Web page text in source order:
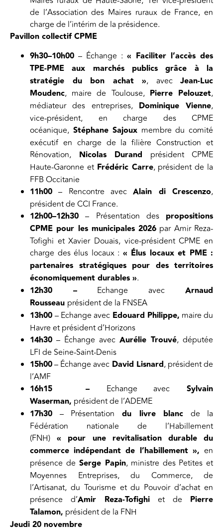
de l’Association des Maires ruraux de France, en
charge de l’intérim de la présidence.
Pavillon collectif CPME
9h30–10h00 – Échange : « Faciliter l’accès des
TPE-PME aux marchés publics grâce à la
stratégie du bon achat », avec Jean-Luc
Moudenc, maire de Toulouse, Pierre Pelouzet,
médiateur des entreprises, Dominique Vienne,
vice-président, en charge des CPME
océanique, Stéphane Sajoux membre du comité
exécutif en charge de la filière Construction et
Rénovation, Nicolas Durand président CPME
Haute-Garonne et Frédéric Carre, président de la
FFB Occitanie
11h00 – Rencontre avecAlain di Crescenzo,
président de CCI France.
12h00–12h30 – Présentation des propositions
CPME pour les municipales 2026 par Amir Reza-
Tofighi et Xavier Douais, vice-président CPME en
charge des élus locaux : « Élus locaux et PME :
partenaires stratégiques pour des territoires
économiquement durables ».
12h30 –Echange avecArnaud
Rousseau président de la FNSEA
13h00– Echange avec Edouard Philippe, maire du
Havre et président d’Horizons
14h30 – Échange avec Aurélie Trouvé, députée
LFI de Seine-Saint-Denis
15h00– Échange avec David Lisnard, président de
l’AMF
16h15 – Echange avec Sylvain
Waserman, président de l’ADEME
17h30– Présentation du livre blanc de la
Fédération nationale de l’Habillement
(FNH) « pour une revitalisation durable du
commerce indépendant de l’habillement », en
présence de Serge Papin, ministre des Petites et
Moyennes Entreprises, du Commerce, de
l’Artisanat, du Tourisme et du Pouvoir d’achat en
présence d’Amir Reza-Tofighiet de Pierre
Talamon, président de la FNH
Jeudi 20 novembre